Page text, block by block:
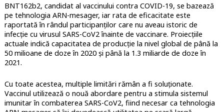
BNT162b2, candidat al vaccinului contra COVID-19, se bazează
pe tehnologia ARN-mesager, iar rata de eficacitate este
raportată în rândul participanților care nu aveau istoric de
infecție cu virusul SARS-CoV2 înainte de vaccinare. Proiecțiile
actuale indică capacitatea de producție la nivel global de până la
50 milioane de doze în 2020 și până la 1.3 miliarde de doze în
2021.
Cu toate acestea, multiple limitări rămân a fi soluționate.
Vaccinul utilizează o nouă abordare pentru a stimula sistemul
imunitar în combaterea SARS-CoV2, fiind necesar ca tehnologia